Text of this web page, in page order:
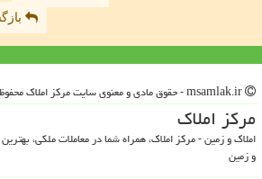
مركز املاك
املاک و زمین - مرکز املاک، همراه شما در معاملات ملکی،
و زمین